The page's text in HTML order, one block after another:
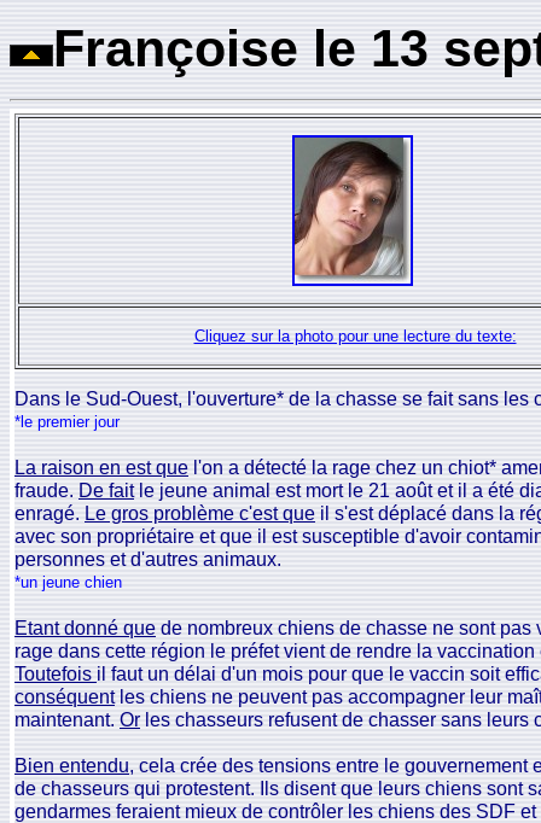
Françoise le 13
Cliquez sur la photo pour une lecture du texte:
Dans le Sud-Ouest, l'ouverture* de la chasse se fait sans les
*le premier jour
La raison en est que l'on a détecté la rage chez un chiot*
fraude. De faitle jeune animal est mort le 21 août et il a été
enragé. Le gros problème c'est que il s'est déplacé dans la
avec son propriétaire et que il est susceptible d'avoir
personnes et d'autres animaux.
*un jeune chien
Etant donné que de nombreux chiens de chasse ne sont pas
rage dans cette région le préfet vient de rendre la
Toutefois il faut un délai d'un mois pour que le vaccin soit
conséquentles chiens ne peuvent pas accompagner leur
maintenant. Orles chasseurs refusent de chasser sans leurs
Bien entendu, cela crée des tensions entre le gouvernement
de chasseurs qui protestent. Ils disent que leurs chiens sont
gendarmes feraient mieux de contrôler les chiens des SDF et